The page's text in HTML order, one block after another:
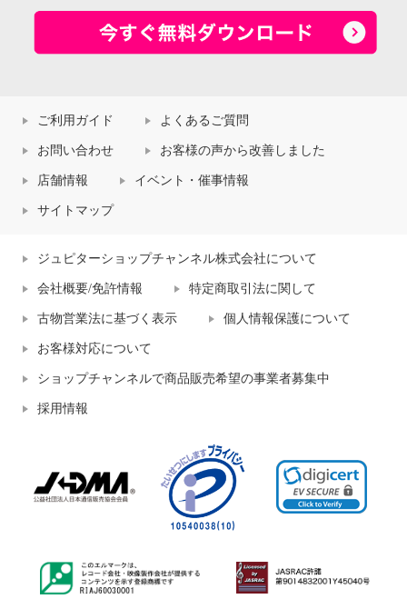
ご利用ガイド よくあるご質問
お問い合わせ お客様の声から改善しました
店舗情報 イベント・催事情報
サイトマップ
ジュピターショップチャンネル株式会社について
会社概要/免許情報 特定商取引法に関して
古物営業法に基づく表示 個人情報保護について
お客様対応について
ショップチャンネルで商品販売希望の事業者募集中
採用情報